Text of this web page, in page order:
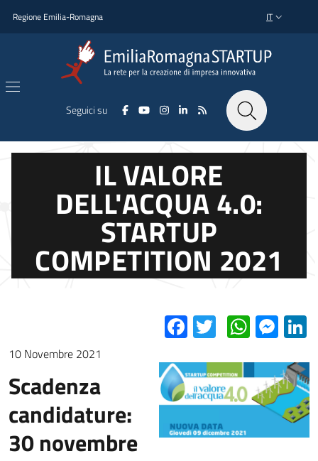
Regione Emilia-Romagna SELETTORE
IT
Seguici su
IL VALORE
DELL'ACQUA 4.0:
STARTUP
COMPETITION 2021
Facebook
Twitter
10 Novembre 2021
Scadenza
candidature:
30 novembre